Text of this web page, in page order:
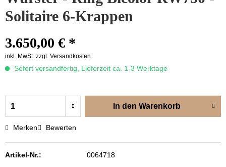
Solitaire 6-Krappen
3.650,00 € *
inkl. MwSt. zzgl. Versandkosten
Sofort versandfertig, Lieferzeit ca. 1-3 Werktage
In den Warenkorb
Merken Bewerten
Artikel-Nr.: 0064718